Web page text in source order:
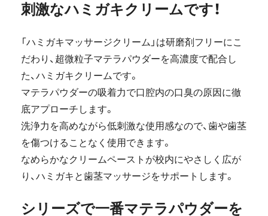
刺激なハミガキクリームです！
「ハミガキマッサージクリーム」は研磨剤フリーにこ
だわり、超微粒子マテラパウダーを高濃度で配合し
た、ハミガキクリームです。
マテラパウダーの吸着力で口腔内の口臭の原因に徹
底アプローチします。
洗浄力を高めながら低刺激な使用感なので、歯や歯茎
を傷つけることなく使用できます。
なめらかなクリームペーストが校内にやさしく広が
り、ハミガキと歯茎マッサージをサポートします。
シリーズで一番マテラパウダーを